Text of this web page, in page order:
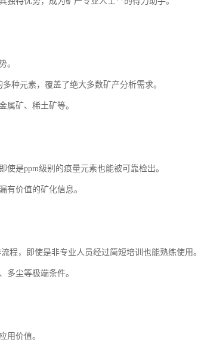
。
种元素，覆盖了绝大多数矿产分析需求。
属矿、稀土矿等。
是ppm级别的痕量元素也能被可靠检出。
有价值的矿化信息。
程，即使是非专业人员经过简短培训也能熟练使用。
多尘等极端条件。
用价值。